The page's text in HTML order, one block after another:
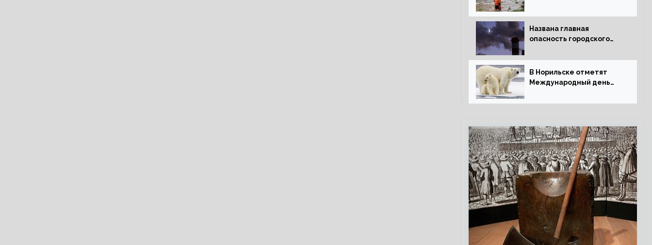
Названа главная
опасность городского
В Норильске отметят
Международный день